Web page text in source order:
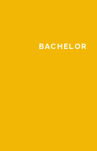
BACHELOR